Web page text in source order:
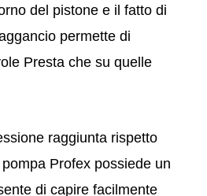
del pistone e il fatto di
permette di
Presta che su quelle
raggiunta rispetto
Profex possiede un
di capire facilmente